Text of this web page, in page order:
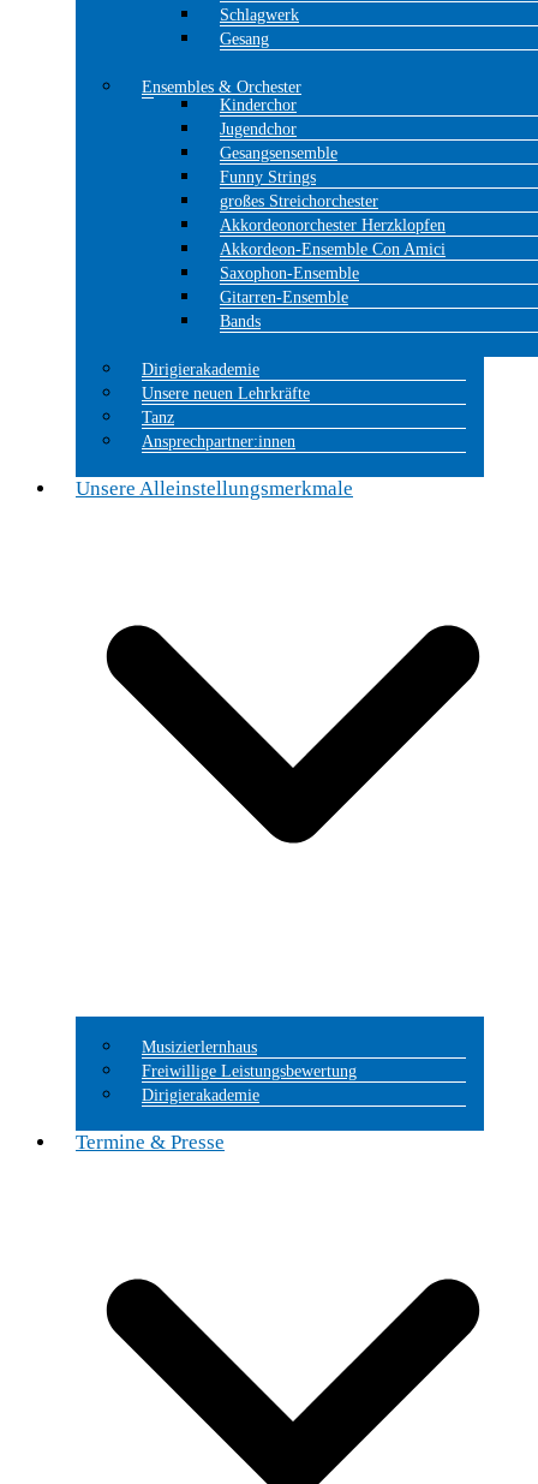
Schlagwerk
Gesang
Ensembles & Orchester
Kinderchor
Jugendchor
Gesangsensemble
Funny Strings
großes Streichorchester
Akkordeonorchester Herzklopfen
Akkordeon-Ensemble Con Amici
Saxophon-Ensemble
Gitarren-Ensemble
Bands
Dirigierakademie
Unsere neuen Lehrkräfte
Tanz
Ansprechpartner:innen
Unsere Alleinstellungsmerkmale
Musizierlernhaus
Freiwillige Leistungsbewertung
Dirigierakademie
Termine & Presse